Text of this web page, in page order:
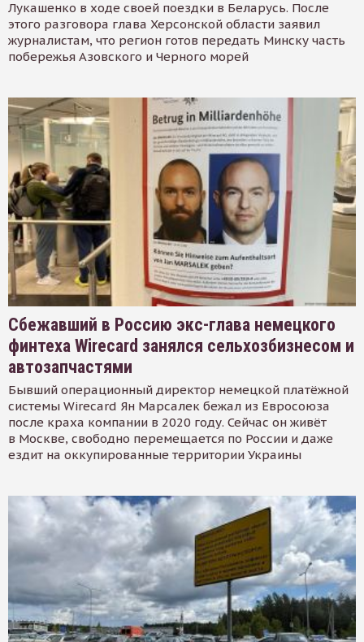
Лукашенко в ходе своей поездки в Беларусь. После
этого разговора глава Херсонской области заявил
журналистам, что регион готов передать Минску часть
побережья Азовского и Черного морей
Сбежавший в Россию экс-глава немецкого
финтеха Wirecard занялся сельхозбизнесом и
автозапчастями
Бывший операционный директор немецкой платёжной
системы Wirecard Ян Марсалек бежал из Евросоюза
после краха компании в 2020 году. Сейчас он живёт
в Москве, свободно перемещается по России и даже
ездит на оккупированные территории Украины